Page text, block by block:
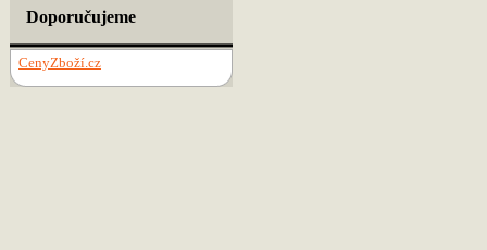
Doporučujeme
CenyZboží.cz